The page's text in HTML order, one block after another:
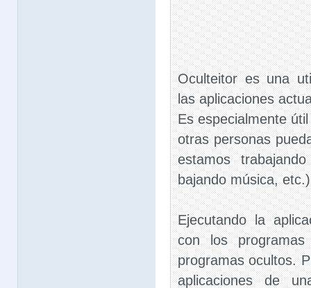
Oculteitor es una
las aplicaciones
Es especialmente
otras personas
estamos
bajando música, etc.)
Ejecutando la
con los
programas ocultos.
aplicaciones de